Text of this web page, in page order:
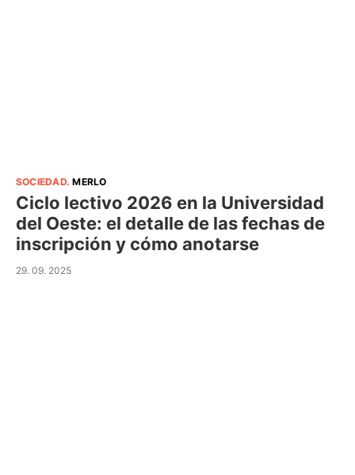
SOCIEDAD.MERLO
Ciclo lectivo 2026 en la Universidad
del Oeste: el detalle de las fechas de
inscripción y cómo anotarse
29. 09. 2025